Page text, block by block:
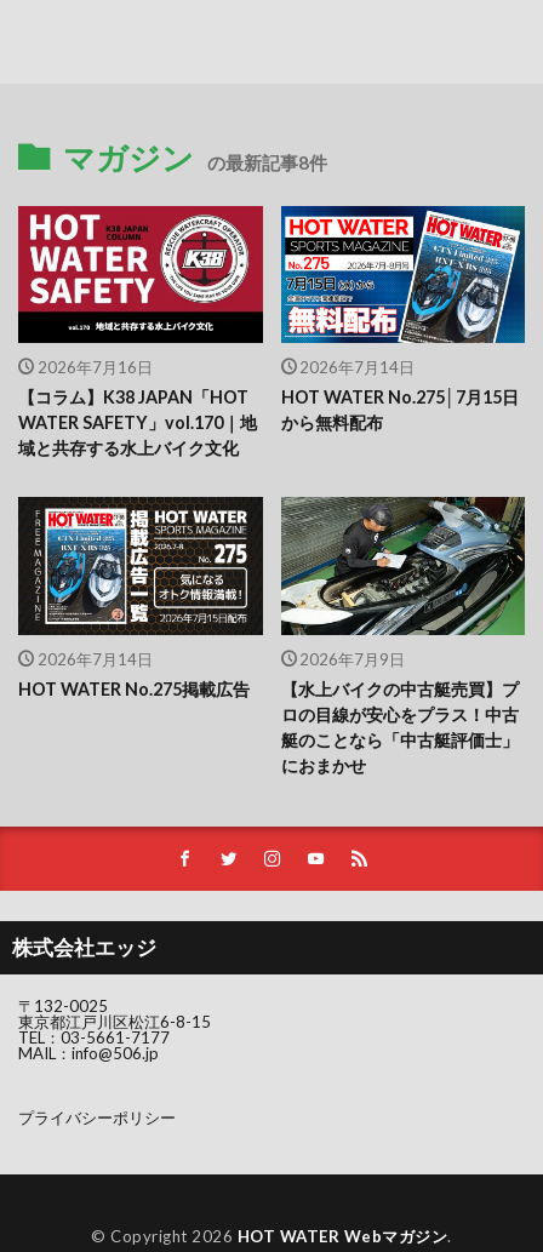
マガジン の最新記事8件
2026年7月16日
【コラム】K38 JAPAN「HOT
WATER SAFETY」vol.170｜地
域と共存する水上バイク文化
2026年7月14日
HOT WATER No.275│7月15日
から無料配布
2026年7月14日
HOT WATER No.275掲載広告
2026年7月9日
【水上バイクの中古艇売買】プ
ロの目線が安心をプラス！中古
艇のことなら「中古艇評価士」
におまかせ
株式会社エッジ
〒132-0025
東京都江戸川区松江6-8-15
TEL：03-5661-7177
MAIL： info@506.jp
プライバシーポリシー
© Copyright 2026 HOT WATER Webマガジン.